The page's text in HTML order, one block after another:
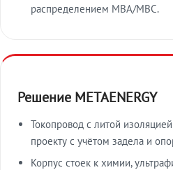
распределением МВА/МВС.
Решение METAENERGY
Токопровод с литой
проекту с учётом задела и
Корпус стоек к химии,